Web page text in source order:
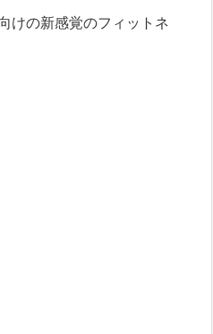
けの新感覚のフィットネ